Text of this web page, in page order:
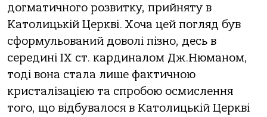
догматичного розвитку, прийняту в
Католицькій Церкві. Хоча цей погляд був
сформульований доволі пізно, десь в
середині IX cт. кардиналом Дж.Нюманом,
тоді вона стала лише фактичною
кристалізацією та спробою осмислення
того, що відбувалося в Католицькій Церкві